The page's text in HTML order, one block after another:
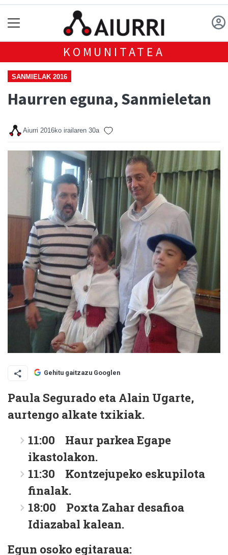
KOMUNITATEA
SANMIELAK 2016
Haurren eguna, Sanmieletan
Aiurri 2016ko irailaren 30a
Gehitu gaitzazu Googlen
Paula Segurado eta Alain Ugarte,
aurtengo alkate txikiak.
11:00 Haur parkea Egape
ikastolakon.
11:30 Kontzejupeko eskupilota
finalak.
18:00 Poxta Zahar desafioa
Idiazabal kalean.
Egun osoko egitaraua: